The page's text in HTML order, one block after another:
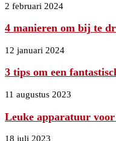
2 februari 2024
4 manieren om bij te
12 januari 2024
3 tips om een
11 augustus 2023
Leuke apparatuur
18 juli 2023